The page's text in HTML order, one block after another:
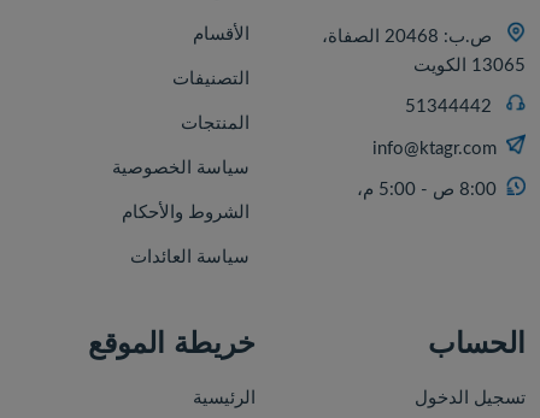
ص.ب: 20468 الصفاة،
13065 الكويت
info@ktagr.com
8:00 ص - 5:00 م،
الأقسام
التصنيفات
المنتجات
سياسة الخصوصية
الشروط والأحكام
سياسة العائدات
الحساب
تسجيل الدخول
خريطة الموقع
الرئيسية